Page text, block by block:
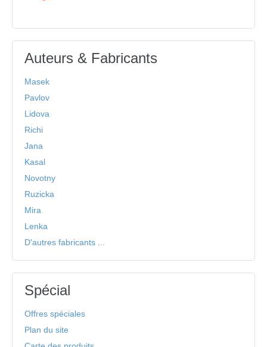
Auteurs & Fabricants
Masek
Pavlov
Lidova
Richi
Jana
Kasal
Novotny
Ruzicka
Mira
Lenka
D'autres fabricants ...
Spécial
Offres spéciales
Plan du site